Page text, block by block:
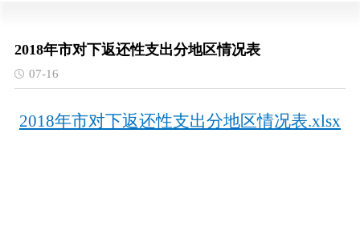
2018年市对下返还性支出分地区情况表
07-16
2018年市对下返还性支出分地区情况表.xlsx